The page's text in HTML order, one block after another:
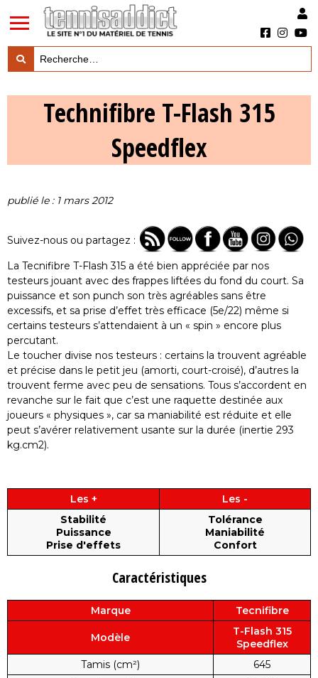
LES ACTUS MARQUES & PRODUITS
LES GUIDES DU MATERIEL
Technifibre T-Flash 315
Speedflex
publié le : 1 mars 2012
Suivez-nous ou partagez :
La Tecnifibre T-Flash 315 a été bien appréciée par nos
testeurs jouant avec des frappes liftées du fond du court. Sa
puissance et son punch son très agréables sans être
excessifs, et sa prise d’effet très efficace (5e/22) même si
certains testeurs s’attendaient à un « spin » encore plus
percutant.
Le toucher divise nos testeurs : certains la trouvent agréable
et précise dans le petit jeu (amorti, court-croisé), d’autres la
trouvent ferme avec peu de sensations. Tous s’accordent en
revanche sur le fait que c’est une raquette destinée aux
joueurs « physiques », car sa maniabilité est réduite et elle
peut s’avérer relativement usante sur la durée (inertie 293
kg.cm2).
Les +
Les -
Stabilité
Puissance
Prise d'effets
Tolérance
Maniabilité
Confort
Caractéristiques
Marque Tecnifibre
Modèle
T-Flash 315
Speedflex
Tamis (cm²)
645